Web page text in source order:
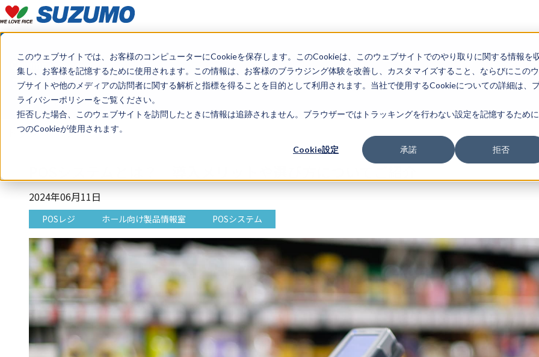
このウェブサイトでは、お客様のコンピューターにCookieを保存します。このCookieは、このウェブサイトでのやり取りに関する情報を
集し、お客様を記憶するために使用されます。この情報は、お客様のブラウジング体験を改善し、カスタマイズすること、ならびにこの
ブサイトや他のメディアの訪問者に関する解析と指標を得ることを目的として利用されます。当社で使用するCookieについての詳細は、
ライバシーポリシーをご覧ください。
拒否した場合、このウェブサイトを訪問したときに情報は追跡されません。ブラウザーではトラッキングを行わない設定を記憶するため
つのCookieが使用されます。
Cookie設定 承諾 拒否
Column
コラム
トップ コラム
2024年06月11日
POSレジ ホール向け製品情報室 POSシステム